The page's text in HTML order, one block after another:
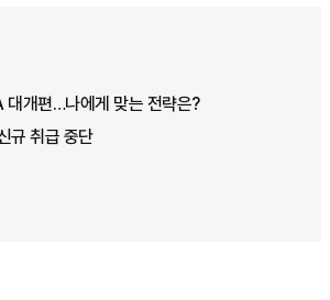
대개편…나에게 맞는 전략은?
규 취급 중단